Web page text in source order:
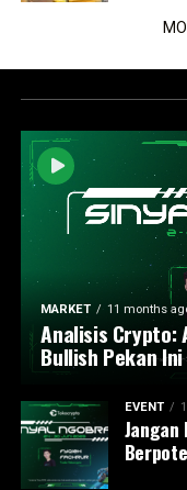
MARKET 11 months
Analisis Crypto:
Bullish Pekan Ini
EVENT